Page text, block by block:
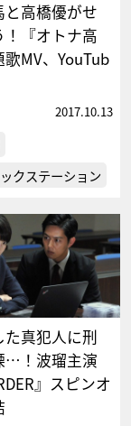
と高橋優がせ
！『オトナ高
MV、YouTub
2017.10.13
クステーション
た真犯人に刑
…！波瑠主演
』スピンオ